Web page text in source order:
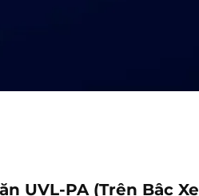
UVL-PA (Trên Bậc Xe